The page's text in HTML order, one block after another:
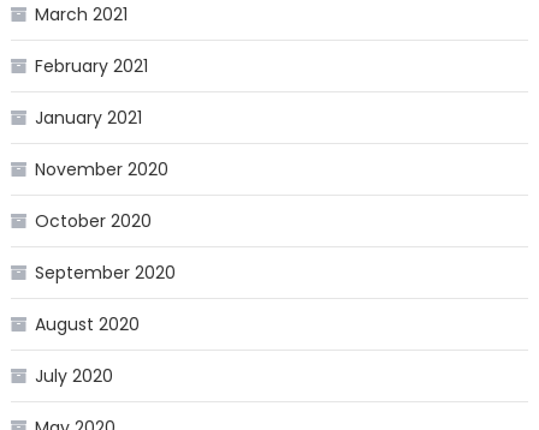
March 2021
February 2021
January 2021
November 2020
October 2020
September 2020
August 2020
July 2020